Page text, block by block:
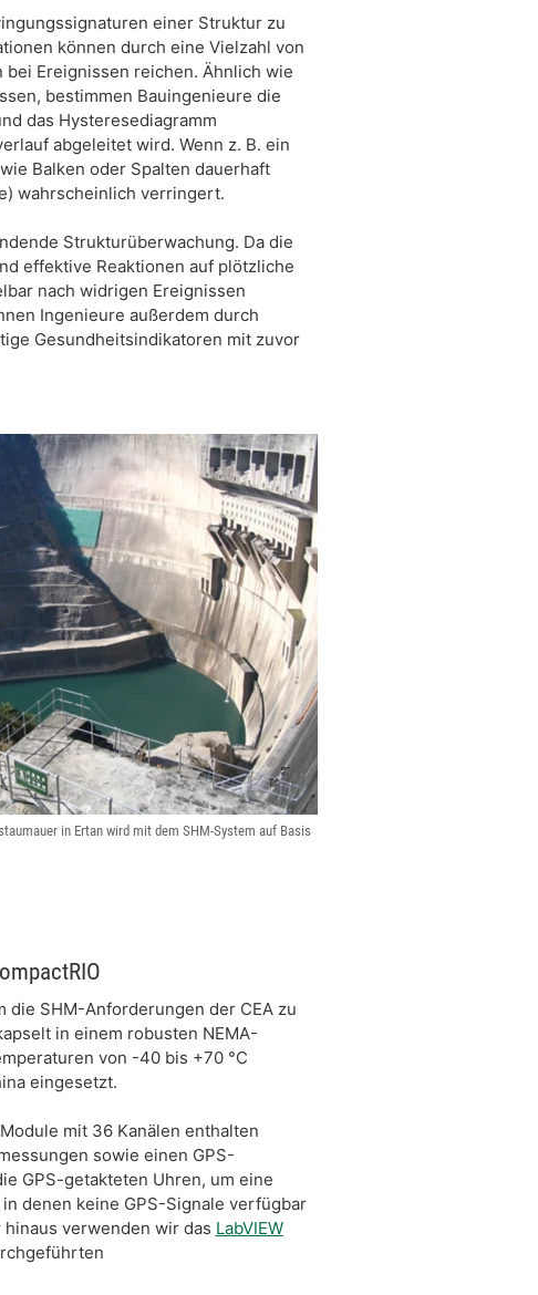
einer Struktur zu
können durch eine Vielzahl von
Ereignissen reichen. Ähnlich wie
bestimmen Bauingenieure die
das Hysteresediagramm
abgeleitet wird. Wenn z. B. ein
Balken oder Spalten dauerhaft
wahrscheinlich verringert.
Strukturüberwachung. Da die
effektive Reaktionen auf plötzliche
nach widrigen Ereignissen
Ingenieure außerdem durch
Gesundheitsindikatoren mit zuvor
in Ertan wird mit dem SHM-System auf Basis
SHM-Anforderungen der CEA zu
in einem robusten NEMA-
von -40 bis +70 °C
eingesetzt.
mit 36 Kanälen enthalten
sowie einen GPS-
GPS-getakteten Uhren, um eine
denen keine GPS-Signale verfügbar
verwenden wir das LabVIEW